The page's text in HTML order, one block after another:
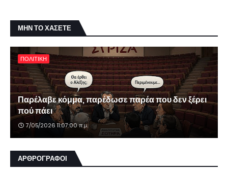
ΜΗΝ ΤΟ ΧΑΣΕΤΕ
ΠΟΛΙΤΙΚΗ
Παρέλαβε κόμμα, παρέδωσε παρέα που δεν ξέρει
πού πάει
7/05/2026 11:07:00 π.μ.
ΑΡΘΡΟΓΡΑΦΟΙ